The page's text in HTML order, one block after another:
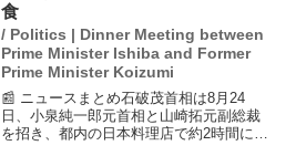
食
/ Politics | Dinner Meeting between
Prime Minister Ishiba and Former
Prime Minister Koizumi
📰 ニュースまとめ石破茂首相は8月24
日、小泉純一郎元首相と山崎拓元副総裁
を招き、都内の日本料理店で約2時間にわ